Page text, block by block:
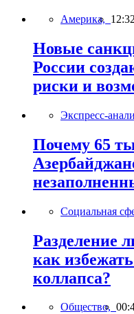
Америка, 12:32
Новые
России
риски и
Экспресс-
Почему 65
Социальная
Разделение
как
коллапса?
Общество,